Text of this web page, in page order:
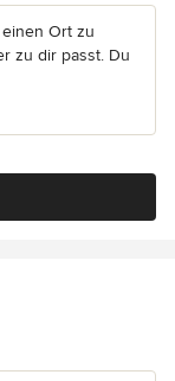
Ort zu
zu dir passt. Du